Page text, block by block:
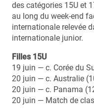
des catégories 15U et
au long du week-end
internationale relevée
internationale junior.
Filles 15U
19 juin — c. Corée du
20 juin — c. Australie
20 juin — c. Panama
20 juin — Match de